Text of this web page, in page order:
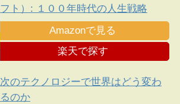
フト）: １００年時代の人生戦略
Amazonで見る
楽天で探す
次のテクノロジーで世界はどう変わ
るのか